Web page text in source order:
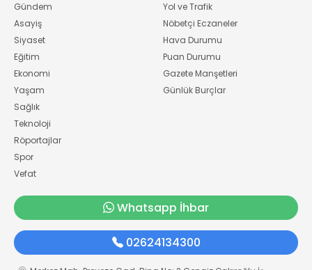
Gündem
Asayiş
Siyaset
Eğitim
Ekonomi
Yaşam
Sağlık
Teknoloji
Röportajlar
Spor
Vefat
Yol ve Trafik
Nöbetçi Eczaneler
Hava Durumu
Puan Durumu
Gazete Manşetleri
Günlük Burçlar
Whatsapp İhbar
02624134300